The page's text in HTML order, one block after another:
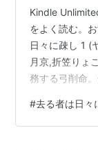
Kindle
をよく読む。
日々に疎し 1 (
月京,折笠りょ
務する弓削命
いた……。そん
優・未来と出
#去る者は日々